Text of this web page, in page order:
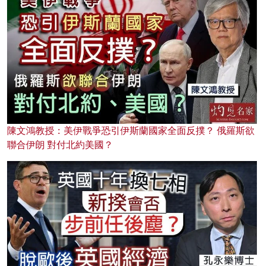
陳文鴻教授：美伊戰爭恐引伊斯蘭國家全面反撲？ 俄羅斯欲
聯合伊朗 對付北約美國？